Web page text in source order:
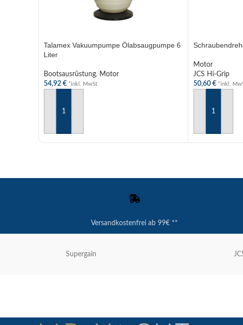
Talamex Vakuumpumpe Ölabsaugpumpe 6
Liter
Bootsausrüstung, Motor
54,92 € *inkl. MwSt
Motor
JCS Hi-Grip
50,60 € *inkl.
Versandkostenfrei ab 99€ **
Supergain